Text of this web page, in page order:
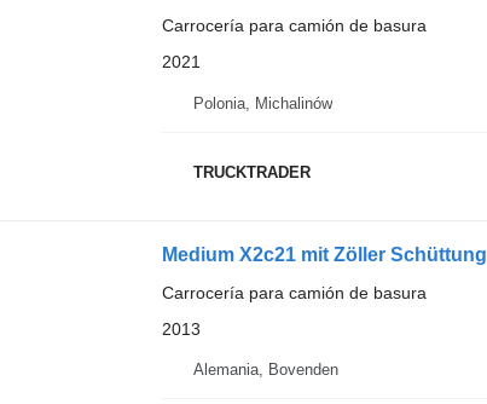
Carrocería para camión de basura
2021
Polonia, Michalinów
TRUCKTRADER
Medium X2c21 mit Zöller Schüttung
Carrocería para camión de basura
2013
Alemania, Bovenden